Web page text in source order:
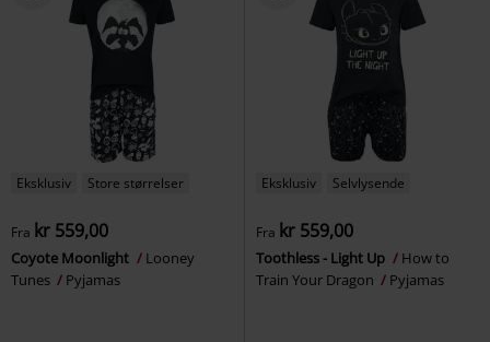
Eksklusiv Store størrelser
Fra kr 559,00
Coyote Moonlight
Looney
Tunes
Pyjamas
Eksklusiv Selvlysende
Fra kr 559,00
Toothless - Light Up
How to
Train Your Dragon
Pyjamas